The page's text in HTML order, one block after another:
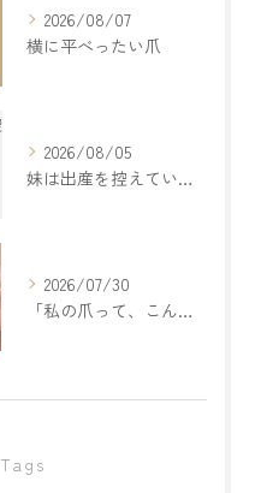
2026/08/07
横に平べったい爪
2026/08/05
妹は出産を控えているので
2026/07/30
「私の爪って、こんなもの。
Tags